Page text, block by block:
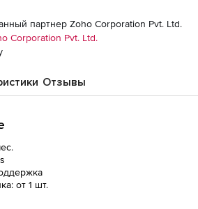
Mailboxes
партнер Zoho Corporation Pvt. Ltd.
Corporation Pvt. Ltd.
Отзывы
от 1 шт.